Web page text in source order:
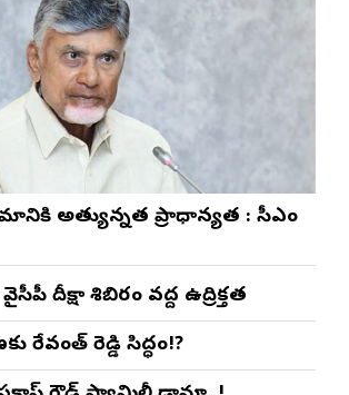
అత్యున్నత ప్రాధాన్యత : సీఎం
దీక్షా శిబిరం వద్ద ఉద్రిక్తత
రేవంత్ రెడ్డి సిద్ధం!?